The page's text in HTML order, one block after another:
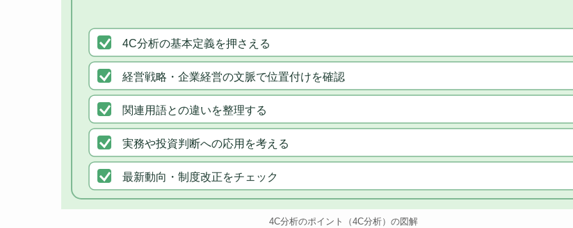
4C分析の基本定義を押さえる
経営戦略・企業経営の文脈で位置付けを確認
関連用語との違いを整理する
実務や投資判断への応用を考える
最新動向・制度改正をチェック
4C分析のポイント（4C分析）の図解